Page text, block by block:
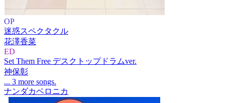
OP
迷惑スペクタクル
花澤香菜
ED
Set Them Free デスクトップドラムver.
神保彰
... 3 more songs.
ナンダカベロニカ